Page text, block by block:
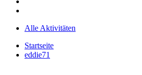
Alle Aktivitäten
Startseite
eddie71